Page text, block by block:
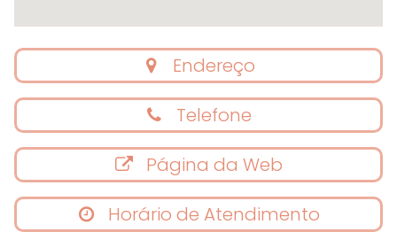
Endereço
Telefone
Página da Web
Horário de Atendimento